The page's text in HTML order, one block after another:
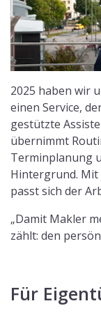
2025 haben wir
einen Service,
gestützte
übernimmt
Terminplanung
Hintergrund.
passt sich der
„Damit Makler
zählt: den
Für